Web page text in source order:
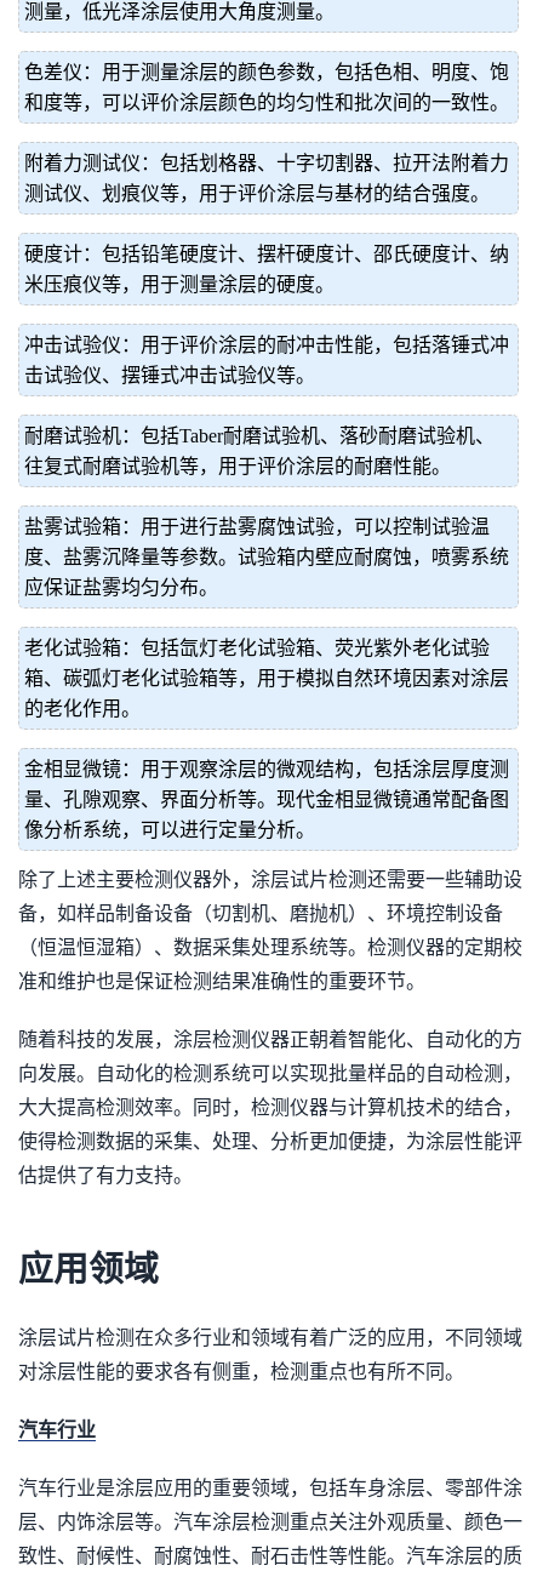
测量，低光泽涂层使用大角度测量。
色差仪：用于测量涂层的颜色参数，包括色相、明度、饱
和度等，可以评价涂层颜色的均匀性和批次间的一致性。
附着力测试仪：包括划格器、十字切割器、拉开法附着力
测试仪、划痕仪等，用于评价涂层与基材的结合强度。
硬度计：包括铅笔硬度计、摆杆硬度计、邵氏硬度计、纳
米压痕仪等，用于测量涂层的硬度。
冲击试验仪：用于评价涂层的耐冲击性能，包括落锤式冲
击试验仪、摆锤式冲击试验仪等。
耐磨试验机：包括Taber耐磨试验机、落砂耐磨试验机、
往复式耐磨试验机等，用于评价涂层的耐磨性能。
盐雾试验箱：用于进行盐雾腐蚀试验，可以控制试验温
度、盐雾沉降量等参数。试验箱内壁应耐腐蚀，喷雾系统
应保证盐雾均匀分布。
老化试验箱：包括氙灯老化试验箱、荧光紫外老化试验
箱、碳弧灯老化试验箱等，用于模拟自然环境因素对涂层
的老化作用。
金相显微镜：用于观察涂层的微观结构，包括涂层厚度测
量、孔隙观察、界面分析等。现代金相显微镜通常配备图
像分析系统，可以进行定量分析。
除了上述主要检测仪器外，涂层试片检测还需要一些辅助设
备，如样品制备设备（切割机、磨抛机）、环境控制设备
（恒温恒湿箱）、数据采集处理系统等。检测仪器的定期校
准和维护也是保证检测结果准确性的重要环节。
随着科技的发展，涂层检测仪器正朝着智能化、自动化的方
向发展。自动化的检测系统可以实现批量样品的自动检测，
大大提高检测效率。同时，检测仪器与计算机技术的结合，
使得检测数据的采集、处理、分析更加便捷，为涂层性能评
估提供了有力支持。
应用领域
涂层试片检测在众多行业和领域有着广泛的应用，不同领域
对涂层性能的要求各有侧重，检测重点也有所不同。
汽车行业
汽车行业是涂层应用的重要领域，包括车身涂层、零部件涂
层、内饰涂层等。汽车涂层检测重点关注外观质量、颜色一
致性、耐候性、耐腐蚀性、耐石击性等性能。汽车涂层的质